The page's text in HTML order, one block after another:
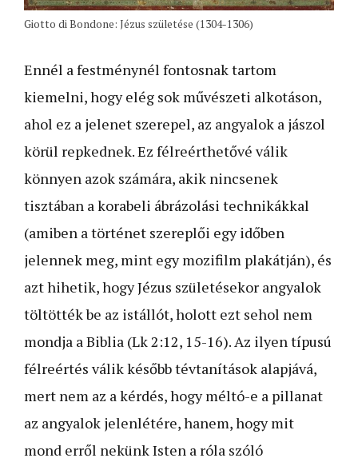
Giotto di Bondone: Jézus születése (1304-1306)
Ennél a festménynél fontosnak tartom
kiemelni, hogy elég sok művészeti alkotáson,
ahol ez a jelenet szerepel, az angyalok a jászol
körül repkednek. Ez félreérthetővé válik
könnyen azok számára, akik nincsenek
tisztában a korabeli ábrázolási technikákkal
(amiben a történet szereplői egy időben
jelennek meg, mint egy mozifilm plakátján), és
azt hihetik, hogy Jézus születésekor angyalok
töltötték be az istállót, holott ezt sehol nem
mondja a Biblia (Lk 2:12, 15-16). Az ilyen típusú
félreértés válik később tévtanítások alapjává,
mert nem az a kérdés, hogy méltó-e a pillanat
az angyalok jelenlétére, hanem, hogy mit
mond erről nekünk Isten a róla szóló